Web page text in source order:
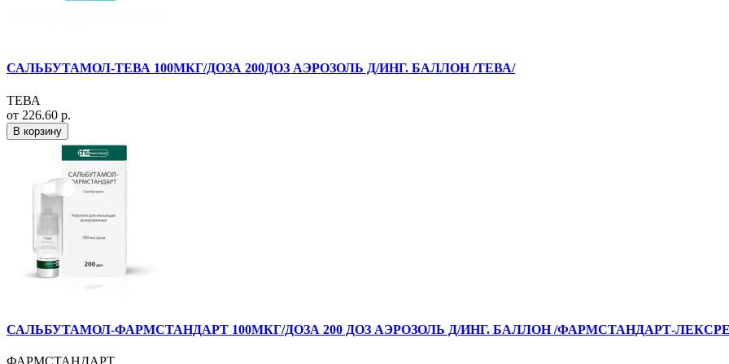
САЛЬБУТАМОЛ-ТЕВА 100МКГ/ДОЗА 200ДОЗ АЭРОЗОЛЬ Д/ИНГ. БАЛЛОН /ТЕВА/
ТЕВА
от 226.60 р.
В корзину
САЛЬБУТАМОЛ-ФАРМСТАНДАРТ 100МКГ/ДОЗА 200 ДОЗ АЭРОЗОЛЬ Д/ИНГ. БАЛЛОН /ФАРМСТАНДАРТ-